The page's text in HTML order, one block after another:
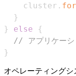
    cluster
.
}
}
else
{
// アプリケーシ
}
オペレーティングシ